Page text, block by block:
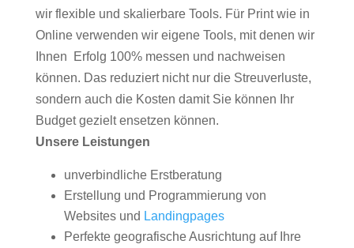
wir flexible und skalierbare Tools. Für Print wie in
Online verwenden wir eigene Tools, mit denen wir
Ihnen Erfolg 100% messen und nachweisen
können. Das reduziert nicht nur die Streuverluste,
sondern auch die Kosten damit Sie können Ihr
Budget gezielt ensetzen können.
Unsere Leistungen
unverbindliche Erstberatung
Erstellung und Programmierung von
Websites und Landingpages
Perfekte geografische Ausrichtung auf Ihre